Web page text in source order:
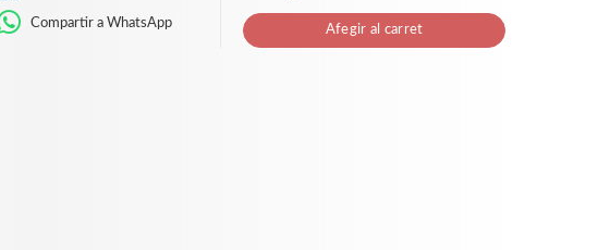
Compartir a WhatsApp Afegir al carret